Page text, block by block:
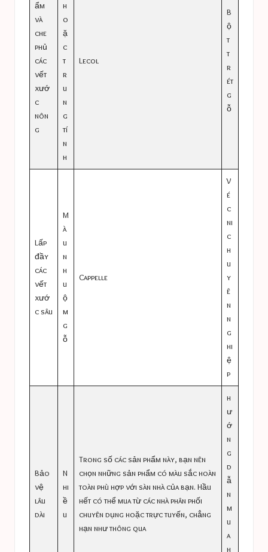
ẩm
và
che
phủ
các
vết
xướ
c
nôn
g
h
o
ặ
c
t
r
u
n
g
tí
n
h
Lecol
B
ộ
t
t
r
ét
g
ỗ
Lấp
đầy
các
vết
xướ
c sâu
M
à
u
n
h
u
ộ
m
g
ỗ
Cappelle
V
é
c
ni
c
h
u
y
ê
n
n
g
hi
ệ
p
Bảo
vệ
lâu
dài
N
hi
ề
u
Trong số các sản phẩm này, bạn nên
chọn những sản phẩm có màu sắc hoàn
toàn phù hợp với sàn nhà của bạn. Hầu
hết có thể mua từ các nhà phân phối
chuyên dụng hoặc trực tuyến, chẳng
hạn như thông qua
h
ư
ớ
n
g
d
ẫ
n
m
u
a
h